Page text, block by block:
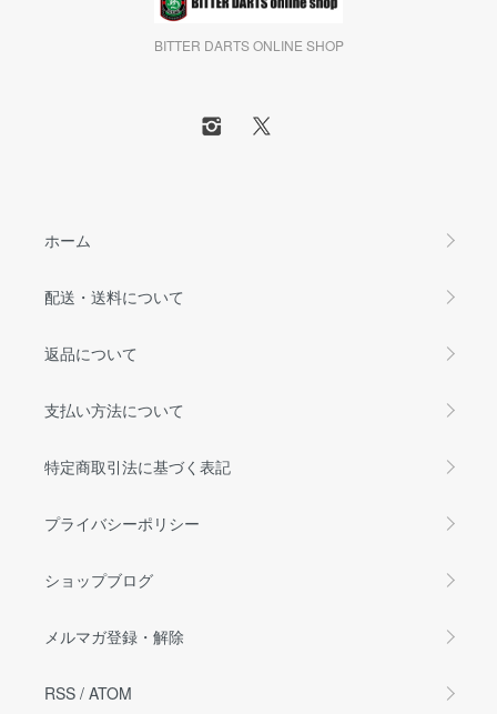
BITTER DARTS ONLINE SHOP
ホーム
配送・送料について
返品について
支払い方法について
特定商取引法に基づく表記
プライバシーポリシー
ショップブログ
メルマガ登録・解除
RSS / ATOM